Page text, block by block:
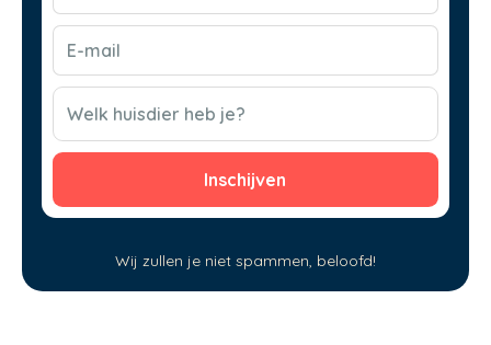
mail
(Vereist)
CAPTCHA
Welk huisdier heb je?
Wij zullen je niet spammen, beloofd!